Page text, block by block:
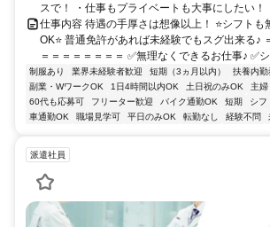
スで！ ・仕事もプライベートも大事にしたい！
仕事内容 待遇の手厚さは想像以上！ ⭐シフトも
OK⭐ 普通免許があれば未経験でもスグ出来る♪
＝＝＝＝＝＝＝＝ ✅無理なくできるお仕事♪ ✅
制服あり 業界未経験者歓迎 短期（3ヵ月以内）
扶養内
副業・WワークOK
1日4時間以内OK 土日祝のみOK
主
60代も応募可
フリーター歓迎 バイク通勤OK 短期 シフ
車通勤OK
職場見学可 平日のみOK 転勤なし 経験不問
派遣社員